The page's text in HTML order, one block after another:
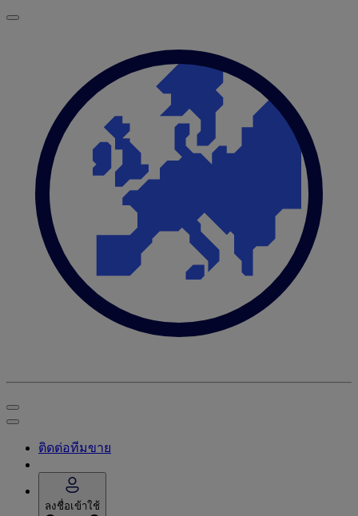
ติดต่อทีมขาย
ลงชื่อเข้าใช้